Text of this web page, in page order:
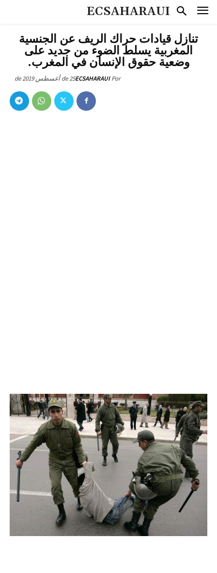
ECSAHARAUI
تنازل قيادات حراك الريف عن الجنسية
المغربية يسلط الضوء من جديد على
وضعية حقوق الإنسان في المغرب.
Por
ECSAHARAUI25 de أغسطس de 2019